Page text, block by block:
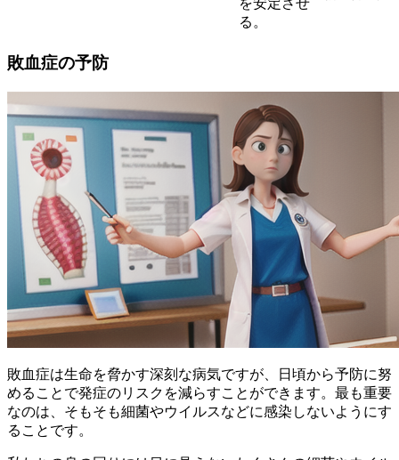
を安定させ
る。
敗血症の予防
敗血症は生命を脅かす深刻な病気ですが、日頃から予防に努
めることで発症のリスクを減らすことができます。 最も重要
なのは、そもそも細菌やウイルスなどに感染しないようにす
ることです。